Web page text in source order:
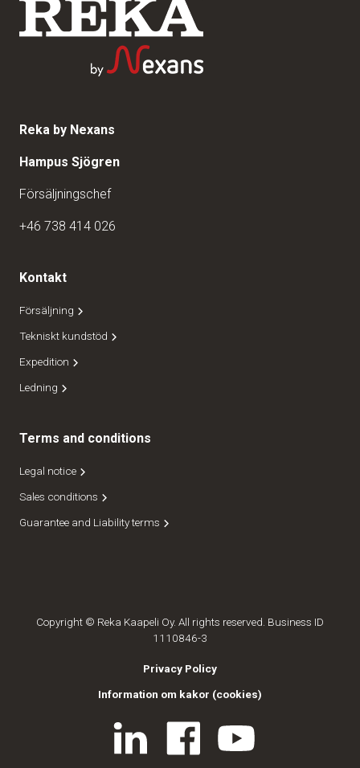
Reka by Nexans
Hampus Sjögren
Försäljningschef
+46 738 414 026
Kontakt
Försäljning
Tekniskt kundstöd
Expedition
Ledning
Terms and conditions
Legal notice
Sales conditions
Guarantee and Liability terms
Copyright © Reka Kaapeli Oy. All rights reserved. Business ID
1110846-3
Privacy Policy
Information om kakor (cookies)